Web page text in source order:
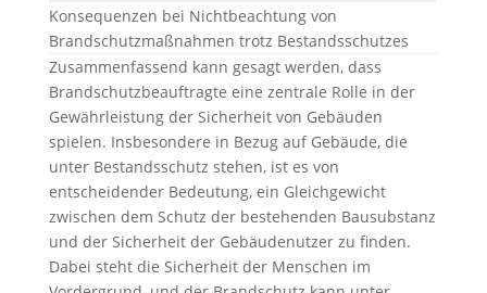
Konsequenzen bei Nichtbeachtung von
Brandschutzmaßnahmen trotz Bestandsschutzes
Zusammenfassend kann gesagt werden, dass
Brandschutzbeauftragte eine zentrale Rolle in der
Gewährleistung der Sicherheit von Gebäuden
spielen. Insbesondere in Bezug auf Gebäude, die
unter Bestandsschutz stehen, ist es von
entscheidender Bedeutung, ein Gleichgewicht
zwischen dem Schutz der bestehenden Bausubstanz
und der Sicherheit der Gebäudenutzer zu finden.
Dabei steht die Sicherheit der Menschen im